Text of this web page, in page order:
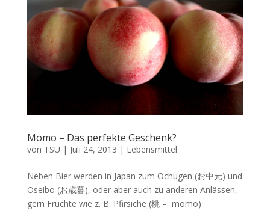
Momo – Das perfekte Geschenk?
von TSU | Juli 24, 2013 | Lebensmittel
Neben Bier werden in Japan zum Ochugen (お中元) und
Oseibo (お歳暮), oder aber auch zu anderen Anlässen,
gern Früchte wie z. B. Pfirsiche (桃 – momo)